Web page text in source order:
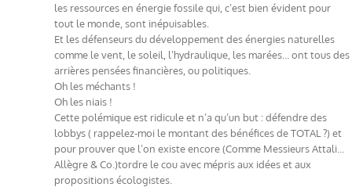
les ressources en énergie fossile qui, c’est bien évident pour
tout le monde, sont inépuisables.
Et les défenseurs du développement des énergies naturelles
comme le vent, le soleil, l’hydraulique, les marées… ont tous des
arrières pensées financières, ou politiques.
Oh les méchants !
Oh les niais !
Cette polémique est ridicule et n’a qu’un but : défendre des
lobbys ( rappelez-moi le montant des bénéfices de TOTAL ?) et
pour prouver que l’on existe encore (Comme Messieurs Attali…
Allègre & Co.)tordre le cou avec mépris aux idées et aux
propositions écologistes.